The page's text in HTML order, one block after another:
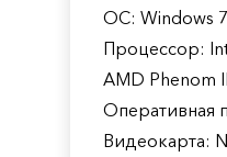
ОС: Windows
Процессор:
AMD Phenom
Оперативная
Видеокарта: